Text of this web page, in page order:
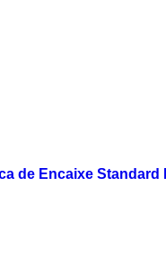
de Encaixe Standard